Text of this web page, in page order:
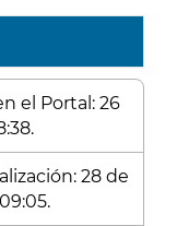
el Portal: 26
28 de